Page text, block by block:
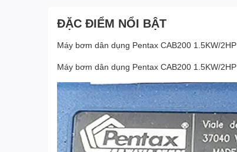
ĐẶC ĐIỂM NỔI BẬT
Máy bơm dân dụng Pentax CAB200 1.5KW/2HP
Máy bơm dân dụng Pentax CAB200 1.5KW/2HP